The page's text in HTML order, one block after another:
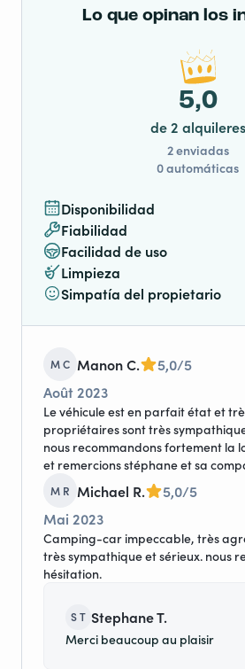
Lo que opinan los
Disponibilidad
Fiabilidad
Facilidad de uso
Limpieza
Simpatía del propietario
5,0
de 2 alquileres
2 enviadas
0 automáticas
M C Manon C.
5,0/5
Août 2023
Le véhicule est en parfait état et
propriétaires sont très
nous recommandons fortement la
et remercions stéphane et sa
M R Michael R.
5,0/5
Mai 2023
Camping-car impeccable, très
très sympathique et sérieux. nous
hésitation.
S T Stephane T.
Merci beaucoup au plaisir